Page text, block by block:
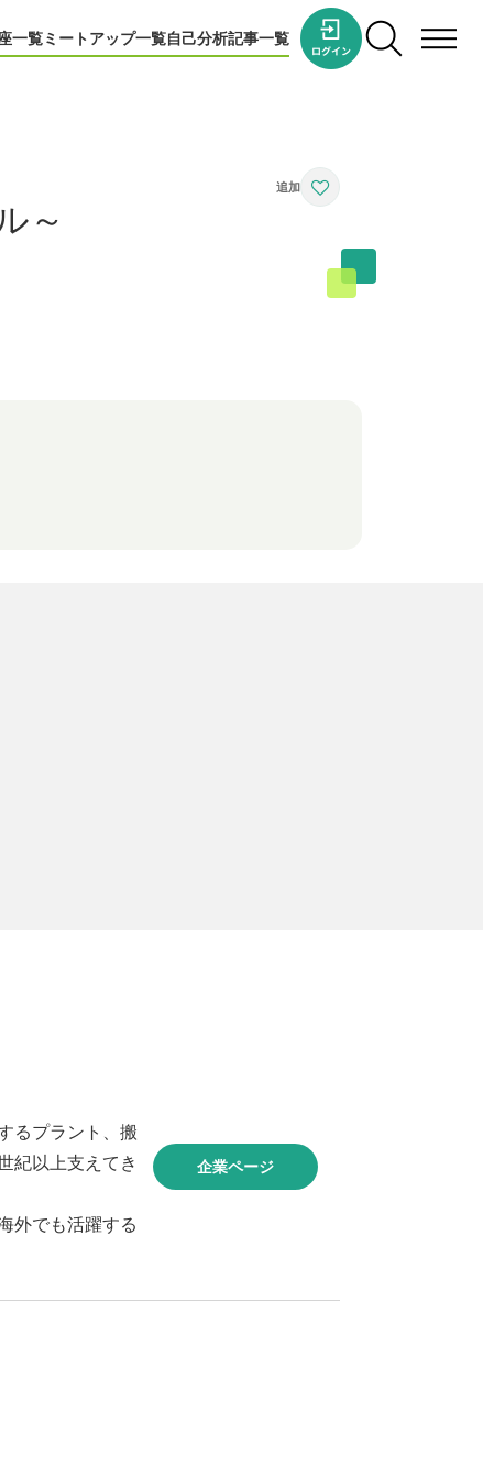
一覧ミートアップ一覧自己分析記事一覧
～
るプラント、搬
紀以上支えてき
外でも活躍する
企業ページ